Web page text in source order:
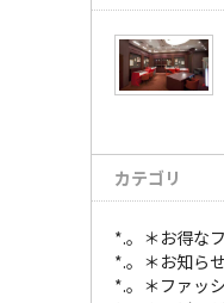
カテゴリ
*.。＊お得な
*.。＊お知ら
*.。＊ファッ